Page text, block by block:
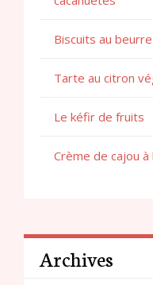
Biscuits au
Tarte au citron
Le kéfir de fruits
Crème de cajou à
Archives